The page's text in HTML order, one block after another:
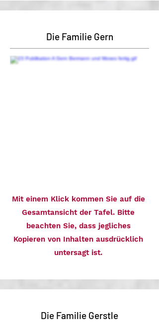
Die Familie Gern
Mit einem Klick kommen Sie auf die
Gesamtansicht der Tafel. Bitte
beachten Sie, dass jegliches
Kopieren von Inhalten ausdrücklich
untersagt ist.
Die Familie Gerstle